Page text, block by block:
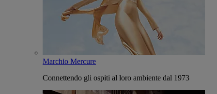
Marchio Mercure
Connettendo gli ospiti al loro ambiente dal 1973